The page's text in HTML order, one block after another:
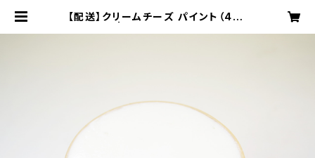
【配送】クリームチーズ パイント（473